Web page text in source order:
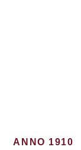
ANNO 1910